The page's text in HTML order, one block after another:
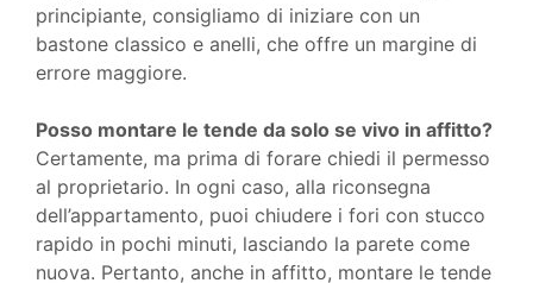
principiante, consigliamo di iniziare con un
bastone classico e anelli, che offre un margine di
errore maggiore.
Posso montare le tende da solo se vivo in affitto?
Certamente, ma prima di forare chiedi il permesso
al proprietario. In ogni caso, alla riconsegna
dell’appartamento, puoi chiudere i fori con stucco
rapido in pochi minuti, lasciando la parete come
nuova. Pertanto, anche in affitto, montare le tende